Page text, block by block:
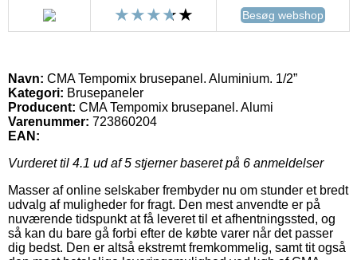
Besøg webshop
Navn: CMA Tempomix brusepanel. Aluminium. 1/2”
Kategori: Brusepaneler
Producent: CMA Tempomix brusepanel. Alumi
Varenummer: 723860204
EAN:
Vurderet til 4.1 ud af 5 stjerner baseret på 6 anmeldelser
Masser af online selskaber frembyder nu om stunder et bredt
udvalg af muligheder for fragt. Den mest anvendte er på
nuværende tidspunkt at få leveret til et afhentningssted, og
så kan du bare gå forbi efter de købte varer når det passer
dig bedst. Den er altså ekstremt fremkommelig, samt tit også